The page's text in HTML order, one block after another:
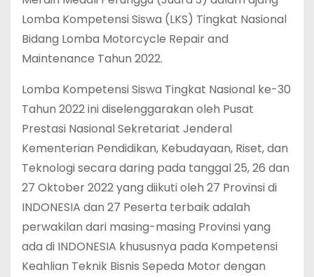
Lomba Kompetensi Siswa (LKS) Tingkat Nasional
Bidang Lomba Motorcycle Repair and
Maintenance Tahun 2022.
Lomba Kompetensi Siswa Tingkat Nasional ke-30
Tahun 2022 ini diselenggarakan oleh Pusat
Prestasi Nasional Sekretariat Jenderal
Kementerian Pendidikan, Kebudayaan, Riset, dan
Teknologi secara daring pada tanggal 25, 26 dan
27 Oktober 2022 yang diikuti oleh 27 Provinsi di
INDONESIA dan 27 Peserta terbaik adalah
perwakilan dari masing-masing Provinsi yang
ada di INDONESIA khususnya pada Kompetensi
Keahlian Teknik Bisnis Sepeda Motor dengan